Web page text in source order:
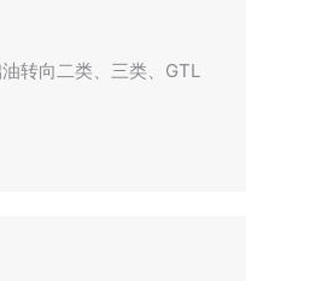
转向二类、三类、GTL